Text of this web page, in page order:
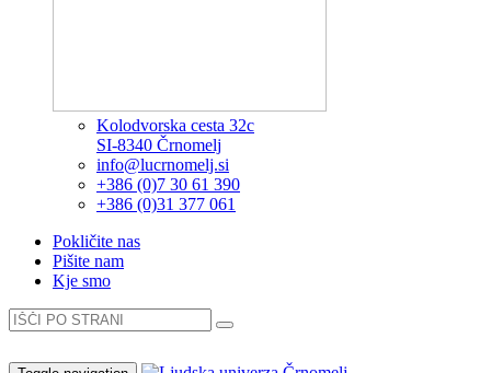
Kolodvorska cesta 32c
SI-8340 Črnomelj
info@lucrnomelj.si
+386 (0)7 30 61 390
+386 (0)31 377 061
Pokličite nas
Pišite nam
Kje smo